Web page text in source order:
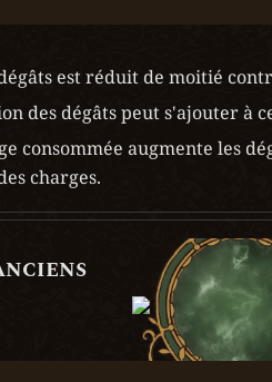
est réduit de moitié
des dégâts peut s'ajouter à
consommée augmente les
charges.